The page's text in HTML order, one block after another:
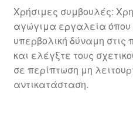
Χρήσιμες συμβουλές:
αγώγιμα εργαλεία
υπερβολική δύναμη στις
και ελέγξτε τους
σε περίπτωση μη
αντικατάσταση.